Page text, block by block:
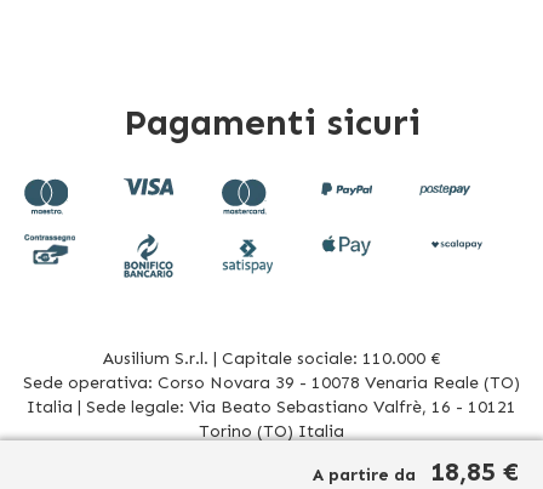
A partire da 18,85 €
Pagamenti sicuri
Ausilium S.r.l. | Capitale sociale: 110.000 €
Sede operativa: Corso Novara 39 - 10078 Venaria Reale (TO)
Italia | Sede legale: Via Beato Sebastiano Valfrè, 16 - 10121
Torino (TO) Italia
info@ausilium.it